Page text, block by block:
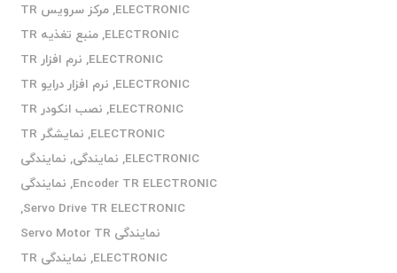
ELECTRONIC
,
مرکز سرویس TR
ELECTRONIC
,
منبع تغذیه TR
ELECTRONIC
,
نرم افزار TR
ELECTRONIC
,
نرم افزار درایو TR
ELECTRONIC
,
نصب انکودر TR
ELECTRONIC
,
نمایشگر TR
ELECTRONIC
, نمایندگی, نمایندگی
Encoder TR ELECTRONIC
, نمایندگی
Servo Drive TR ELECTRONIC
,
نمایندگی Servo Motor TR
ELECTRONIC
,
نمایندگی TR